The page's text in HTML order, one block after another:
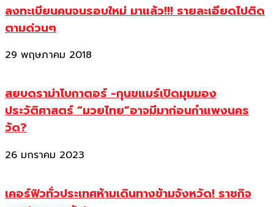
ลงทะเบียนคนจนรอบใหม่ มาแล้ว!!! รายละเอียดไปติด
ตามด่วนๆ
29 พฤษภาคม 2018
สยบดราม่าโบกาตอร์ -กุนขแมร์เปิดมุมมอง
ประวัติศาสตร์ “มวยไทย”อาจมีมาก่อนกำแพงนคร
วัด?
26 มกราคม 2023
เคอร์ฟิวทั่วประเทศห้ามเดินทางข้ามจังหวัด! ราชกิจ